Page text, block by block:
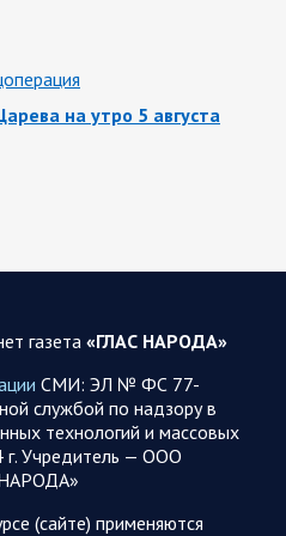
на утро 5 августа
убивать мирное
Данные на 6 августа
и убийц, будучи не в
на поле боя, атаковала
газета «ГЛАС НАРОДА»
СМИ: ЭЛ № ФС 77-
службой по надзору в
технологий и массовых
г. Учредитель — ООО
НАРОДА»
(сайте) применяются